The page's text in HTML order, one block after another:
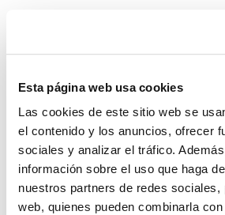
Esta página web usa cookies
Las cookies de este sitio web se
el contenido y los anuncios, ofrecer
sociales y analizar el tráfico.
información sobre el uso que haga
nuestros partners de redes sociales,
web, quienes pueden combinarla